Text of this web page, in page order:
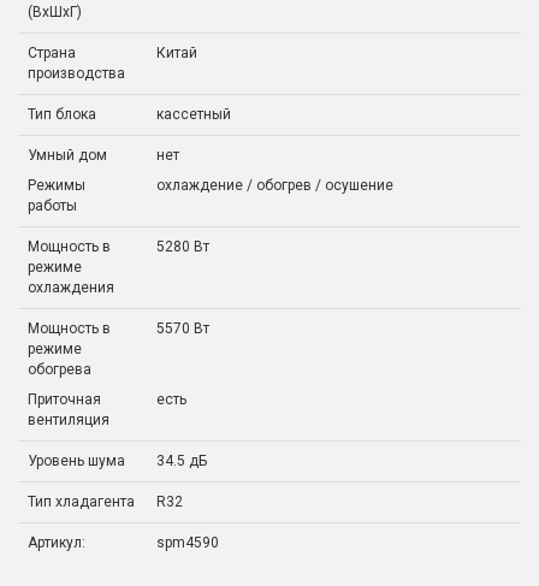
(ВхШхГ)
Страна
производства
Китай
Тип блока кассетный
Умный дом
нет
Режимы
работы
охлаждение / обогрев / осушение
Мощность в
режиме
охлаждения
5280 Вт
Мощность в
режиме
обогрева
5570 Вт
Приточная
вентиляция
есть
Уровень шума 34.5 дБ
Тип хладагента R32
Артикул: spm4590